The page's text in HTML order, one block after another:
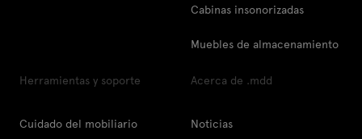
Cabinas insonorizadas
Muebles de almacenamiento
Herramientas y soporte
Cuidado del mobiliario
Acerca de .mdd
Noticias